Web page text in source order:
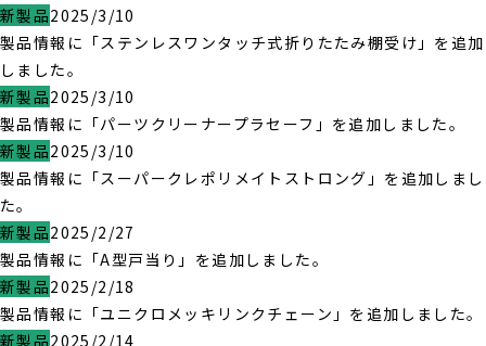
新製品2025/3/10
製品情報に「ステンレスワンタッチ式折りたたみ棚受け」を追加
しました。
新製品2025/3/10
製品情報に「パーツクリーナープラセーフ」を追加しました。
新製品2025/3/10
製品情報に「スーパークレポリメイトストロング」を追加しまし
た。
新製品2025/2/27
製品情報に「A型戸当り」を追加しました。
新製品2025/2/18
製品情報に「ユニクロメッキリンクチェーン」を追加しました。
新製品2025/2/14